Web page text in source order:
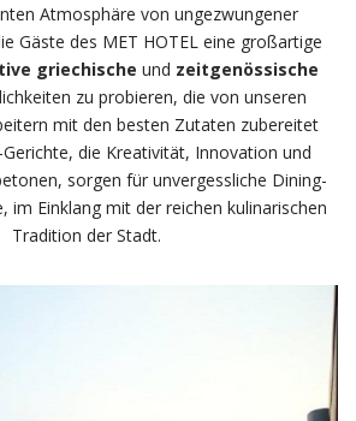
Atmosphäre von ungezwungener
Gäste des MET HOTEL eine großartige
griechische und zeitgenössische
zu probieren, die von unseren
mit den besten Zutaten zubereitet
die Kreativität, Innovation und
sorgen für unvergessliche Dining-
im Einklang mit der reichen kulinarischen
Tradition der Stadt.